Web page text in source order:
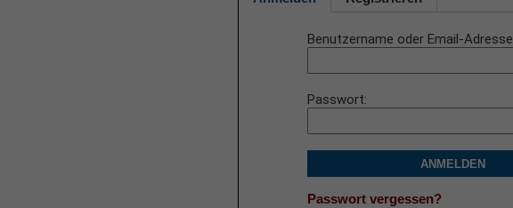
Benutzername oder Email-Adresse
Passwort
ANMELDEN
Passwort vergessen?